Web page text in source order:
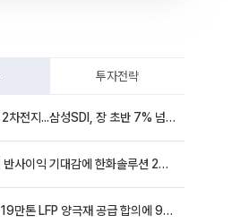
투자전략
반도체 온기 탄 2차전지...삼성SDI, 장 초반 7% 넘게 껑충
美 태양광 관세 반사이익 기대감에 한화솔루션 20%대·OCI홀딩스 14%대 급등
포스코퓨처엠, 19만톤 LFP 양극재 공급 합의에 9%대 강세